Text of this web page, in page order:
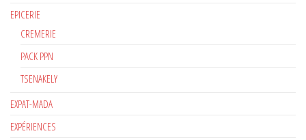
EPICERIE
CREMERIE
PACK PPN
TSENAKELY
EXPAT-MADA
EXPÉRIENCES